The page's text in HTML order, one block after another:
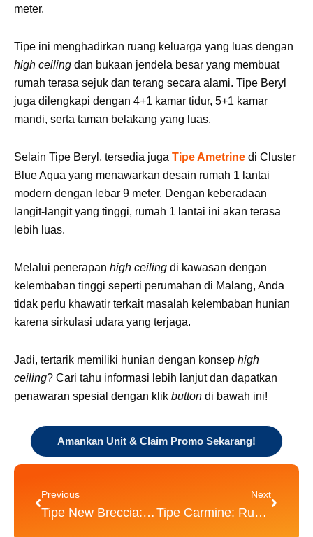
meter.
Tipe ini menghadirkan ruang keluarga yang luas dengan
high ceiling dan bukaan jendela besar yang membuat
rumah terasa sejuk dan terang secara alami. Tipe Beryl
juga dilengkapi dengan 4+1 kamar tidur, 5+1 kamar
mandi, serta taman belakang yang luas.
Selain Tipe Beryl, tersedia juga Tipe Ametrine di Cluster
Blue Aqua yang menawarkan desain rumah 1 lantai
modern dengan lebar 9 meter. Dengan keberadaan
langit-langit yang tinggi, rumah 1 lantai ini akan terasa
lebih luas.
Melalui penerapan high ceiling di kawasan dengan
kelembaban tinggi seperti perumahan di Malang, Anda
tidak perlu khawatir terkait masalah kelembaban hunian
karena sirkulasi udara yang terjaga.
Jadi, tertarik memiliki hunian dengan konsep high
ceiling? Cari tahu informasi lebih lanjut dan dapatkan
penawaran spesial dengan klik button di bawah ini!
Amankan Unit & Claim Promo Sekarang!
Previous
Tipe New Breccia: Nuansa Rumah Tropis Bergaya Tropical Farmhouse
Next
Tipe Carmine: Rumah 2 Lantai View Danau di Perumahan Malang
Next